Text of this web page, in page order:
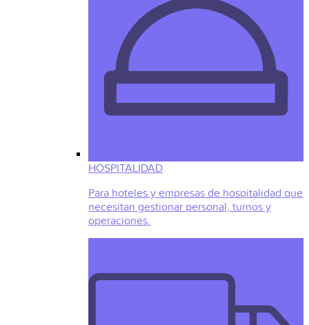
HOSPITALIDAD
Para hoteles y empresas de hospitalidad que
necesitan gestionar personal, turnos y
operaciones.